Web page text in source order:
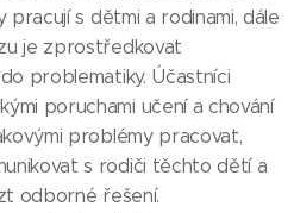
pracují s dětmi a rodinami, dále
je zprostředkovat
problematiky. Účastníci
poruchami učení a chování
problémy pracovat,
s rodiči těchto dětí a
odborné řešení.